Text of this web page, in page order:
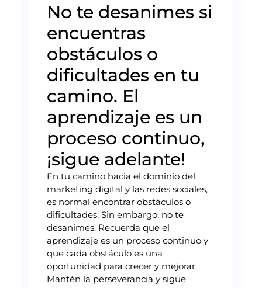
No te desanimes si
encuentras
obstáculos o
dificultades en tu
camino. El
aprendizaje es un
proceso continuo,
¡sigue adelante!
En tu camino hacia el dominio del
marketing digital y las redes sociales,
es normal encontrar obstáculos o
dificultades. Sin embargo, no te
desanimes. Recuerda que el
aprendizaje es un proceso continuo y
que cada obstáculo es una
oportunidad para crecer y mejorar.
Mantén la perseverancia y sigue